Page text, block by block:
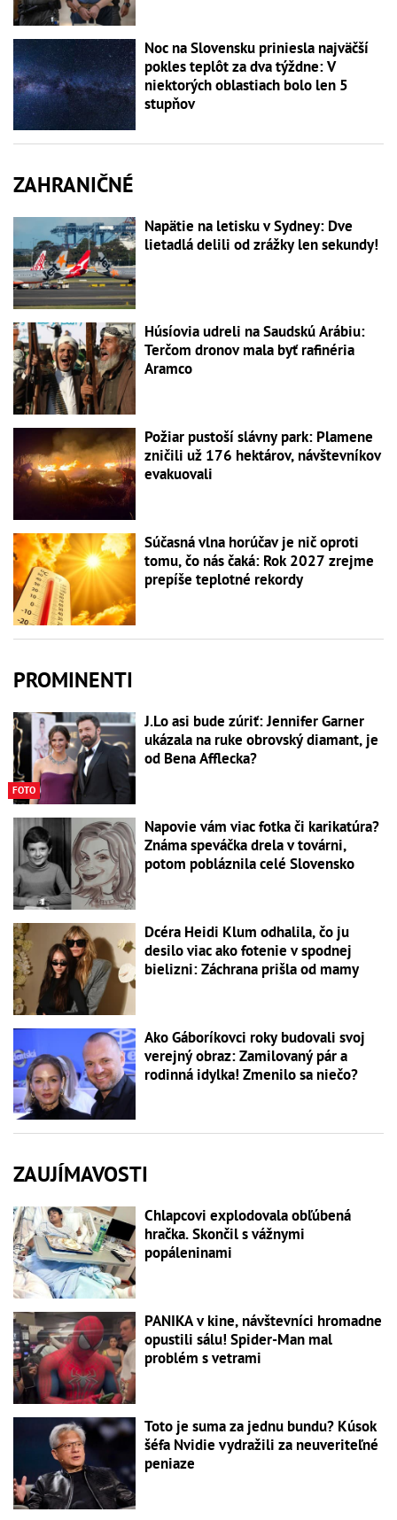
Noc na Slovensku priniesla najväčší
pokles teplôt za dva týždne: V
niektorých oblastiach bolo len 5
stupňov
ZAHRANIČNÉ
Napätie na letisku v Sydney: Dve
lietadlá delili od zrážky len sekundy!
Húsíovia udreli na Saudskú Arábiu:
Terčom dronov mala byť rafinéria
Aramco
Požiar pustoší slávny park: Plamene
zničili už 176 hektárov, návštevníkov
evakuovali
Súčasná vlna horúčav je nič oproti
tomu, čo nás čaká: Rok 2027 zrejme
prepíše teplotné rekordy
PROMINENTI
FOTO
J.Lo asi bude zúriť: Jennifer Garner
ukázala na ruke obrovský diamant, je
od Bena Afflecka?
Napovie vám viac fotka či karikatúra?
Známa speváčka drela v továrni,
potom pobláznila celé Slovensko
Dcéra Heidi Klum odhalila, čo ju
desilo viac ako fotenie v spodnej
bielizni: Záchrana prišla od mamy
Ako Gáboríkovci roky budovali svoj
verejný obraz: Zamilovaný pár a
rodinná idylka! Zmenilo sa niečo?
ZAUJÍMAVOSTI
Chlapcovi explodovala obľúbená
hračka. Skončil s vážnymi
popáleninami
PANIKA v kine, návštevníci hromadne
opustili sálu! Spider-Man mal
problém s vetrami
Toto je suma za jednu bundu? Kúsok
šéfa Nvidie vydražili za neuveriteľné
peniaze